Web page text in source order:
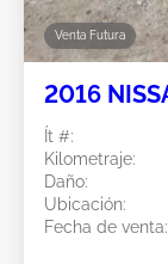
Venta Futura
2016
Ít #:
Kilometraje:
Daño:
Ubicación:
Fecha de venta: